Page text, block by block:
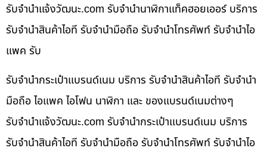
รับจํานําแจ้งวัฒนะ.com รับจำนำนาฬิกาแท็คฮอยเออร์ บริการ
รับจำนำสินค้าไอที รับจำนำมือถือ รับจำนำโทรศัพท์ รับจำนำไอ
แพค รับ
รับจำนำกระเป๋าแบรนด์เนม บริการ รับจำนำสินค้าไอที รับจำนำ
มือถือ ไอแพค ไอโฟน นาฬิกา และ ของแบรนด์เนมต่างๆ
รับจํานําแจ้งวัฒนะ.com รับจำนำกระเป๋าแบรนด์เนม บริการ
รับจำนำสินค้าไอที รับจำนำมือถือ รับจำนำโทรศัพท์ รับจำนำไอ